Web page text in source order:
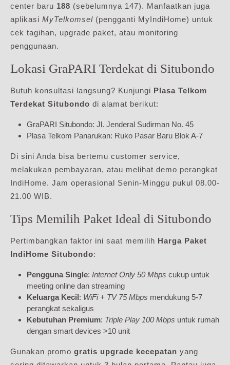
center baru 188 (sebelumnya 147). Manfaatkan juga
aplikasi MyTelkomsel (pengganti MyIndiHome) untuk
cek tagihan, upgrade paket, atau monitoring
penggunaan.
Lokasi GraPARI Terdekat di Situbondo
Butuh konsultasi langsung? Kunjungi Plasa Telkom
Terdekat Situbondo di alamat berikut:
GraPARI Situbondo: Jl. Jenderal Sudirman No. 45
Plasa Telkom Panarukan: Ruko Pasar Baru Blok A-7
Di sini Anda bisa bertemu customer service,
melakukan pembayaran, atau melihat demo perangkat
IndiHome. Jam operasional Senin-Minggu pukul 08.00-
21.00 WIB.
Tips Memilih Paket Ideal di Situbondo
Pertimbangkan faktor ini saat memilih Harga Paket
IndiHome Situbondo:
Pengguna Single: Internet Only 50 Mbps cukup untuk
meeting online dan streaming
Keluarga Kecil: WiFi + TV 75 Mbps mendukung 5-7
perangkat sekaligus
Kebutuhan Premium: Triple Play 100 Mbps untuk rumah
dengan smart devices >10 unit
Gunakan promo gratis upgrade kecepatan yang